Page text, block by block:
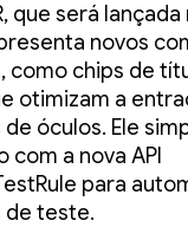
que será
novos
como chips de
otimizam a
óculos. Ele
com a nova API
para
de teste.